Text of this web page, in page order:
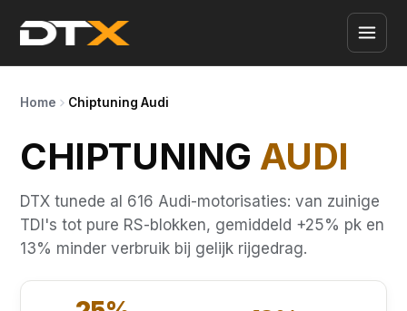
Home Chiptuning Audi
CHIPTUNING AUDI
DTX tunede al 616 Audi-motorisaties: van zuinige
TDI's tot pure RS-blokken, gemiddeld +25% pk en
13% minder verbruik bij gelijk rijgedrag.